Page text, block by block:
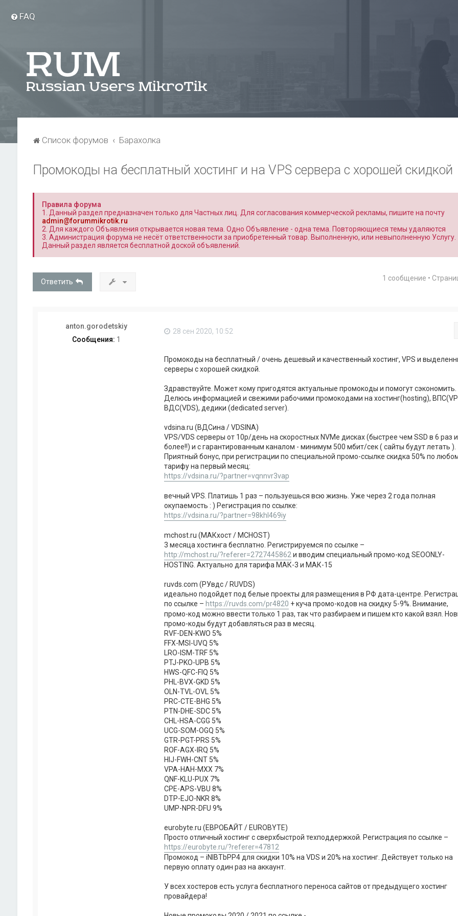
FAQ
Список форумов Барахолка
Промокоды на бесплатный хостинг и на VPS сервера с хорошей скидкой
Правила форума
1. Данный раздел предназначен только для Частных лиц. Для согласования коммерческой рекламы, пишите на почту
admin@forummikrotik.ru
2. Для каждого Объявления открывается новая тема. Одно Объявление - одна тема. Повторяющиеся темы удаляются
3. Администрация форума не несёт ответственности за приобретенный товар. Выполненную, или невыполненную Услугу.
Данный раздел является бесплатной доской объявлений.
Ответить 1 сообщение •
anton.gorodetskiy
Сообщения: 1
28 сен 2020, 10:52
Промокоды на бесплатный / очень дешевый и качественный хостинг, VPS и
серверы с хорошей скидкой.
Здравствуйте. Может кому пригодятся актуальные промокоды и помогут сэкономить.
Делюсь информацией и свежими рабочими промокодами на хостинг(hosting),
ВДС(VDS), дедики (dedicated server).
vdsina.ru (ВДСина / VDSINA)
VPS/VDS серверы от 10р/день на скоростных NVMe дисках (быстрее чем SSD в 6 раз и
более!!) и с гарантированным каналом - минимум 500 мбит/сек ( сайты будут летать ).
Приятный бонус, при регистрации по специальной промо-ссылке скидка 50% по
тарифу на первый месяц:
https://vdsina.ru/?partner=vqnnvr3vap
вечный VPS. Платишь 1 раз – пользуешься всю жизнь. Уже через 2 года полная
окупаемость : ) Регистрация по ссылке:
https://vdsina.ru/?partner=98khl469iy
mchost.ru (МАКхост / MCHOST)
3 месяца хостинга бесплатно. Регистрируемся по ссылке –
http://mchost.ru/?referer=2727445862и вводим специальный промо-код SEOONLY-
HOSTING. Актуально для тарифа МАК-3 и МАК-15
ruvds.com (РУвдс / RUVDS)
идеально подойдет под белые проекты для размещения в РФ дата-центре.
по ссылке – https://ruvds.com/pr4820 + куча промо-кодов на скидку 5-9%. Внимание,
промо-код можно ввести только 1 раз, так что разбираем и пишем кто какой взял.
промо-коды будут добавляться раз в месяц.
RVF-DEN-KWO 5%
FFX-MSI-UVQ 5%
LRO-ISM-TRF 5%
PTJ-PKO-UPB 5%
HWS-QFC-FIQ 5%
PHL-BVX-GKD 5%
OLN-TVL-OVL 5%
PRC-CTE-BHG 5%
PTN-DHE-SDC 5%
CHL-HSA-CGG 5%
UCG-SOM-OGQ 5%
GTR-PGT-PRS 5%
ROF-AGX-IRQ 5%
HIJ-FWH-CNT 5%
VPA-HAH-MXX 7%
QNF-KLU-PUX 7%
CPE-APS-VBU 8%
DTP-EJO-NKR 8%
UMP-NPR-DFU 9%
eurobyte.ru (ЕВРОБАЙТ / EUROBYTE)
Просто отличный хостинг с сверхбыстрой техподдержкой. Регистрация по ссылке –
https://eurobyte.ru/?referer=47812
Промокод – iNlBTbPP4 для скидки 10% на VDS и 20% на хостинг. Действует только на
первую оплату один раз на аккаунт.
У всех хостеров есть услуга бесплатного переноса сайтов от предыдущего хостинг
провайдера!